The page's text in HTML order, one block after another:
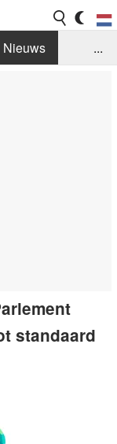
Nieuws
...
standaard